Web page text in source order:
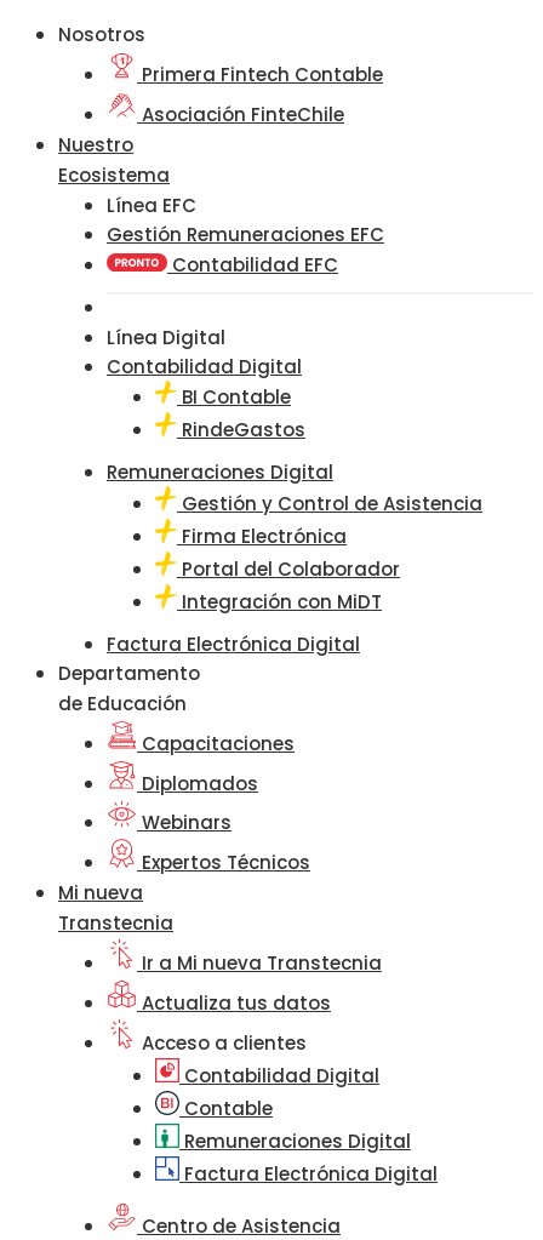
Nosotros
Primera Fintech Contable
Asociación FinteChile
Nuestro
Ecosistema
Línea EFC
Gestión Remuneraciones EFC
Contabilidad EFC
Línea Digital
Contabilidad Digital
BI Contable
RindeGastos
Remuneraciones Digital
Gestión y Control de Asistencia
Firma Electrónica
Portal del Colaborador
Integración con MiDT
Factura Electrónica Digital
Departamento
de Educación
Capacitaciones
Diplomados
Webinars
Expertos Técnicos
Mi nueva
Transtecnia
Ir a Mi nueva Transtecnia
Actualiza tus datos
Acceso a clientes
Contabilidad Digital
Contable
Remuneraciones Digital
Factura Electrónica Digital
Centro de Asistencia